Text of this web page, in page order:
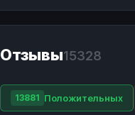
Отзывы15328
13881 Положительных